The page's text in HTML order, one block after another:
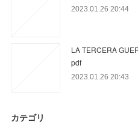
2023.01.26 20:44
LA TERCERA
pdf
2023.01.26 20:43
カテゴリ